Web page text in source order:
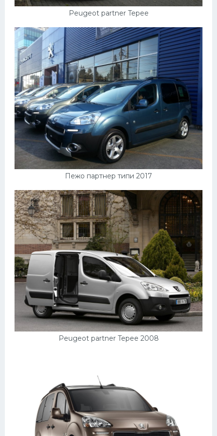
Peugeot partner Tepee
Пежо партнер типи 2017
Peugeot partner Tepee 2008
Опель
Подводные лодки
Митсубиси
Киа
Танки
Крайслер
Порше
Самолеты
Корабли
Тойота
Лодки
Шкода
Вертолеты
Мазда
Самокаты
Велосипеды
Прогулочные суда
Автобусы
Хонда